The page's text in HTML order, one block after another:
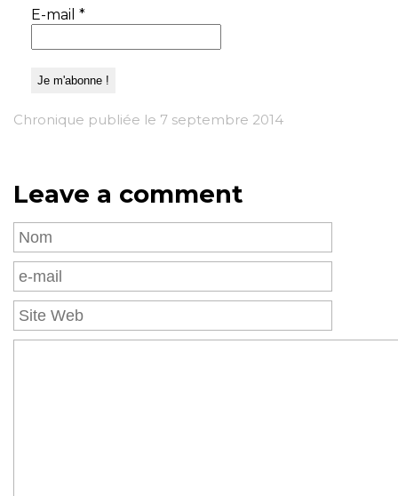
E-mail *
Chronique publiée le 7 septembre 2014
Leave a comment